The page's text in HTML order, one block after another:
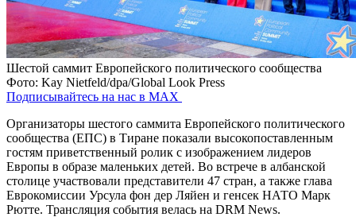
Шестой саммит Европейского политического сообщества
Фото: Kay Nietfeld/dpa/Global Look Press
Подписывайтесь на нас в MAX
Организаторы шестого саммита Европейского политического
сообщества (ЕПС) в Тиране показали высокопоставленным
гостям приветственный ролик с изображением лидеров
Европы в образе маленьких детей. Во встрече в албанской
столице участвовали представители 47 стран, а также глава
Еврокомиссии Урсула фон дер Ляйен и генсек НАТО Марк
Рютте. Трансляция события велась на DRM News.